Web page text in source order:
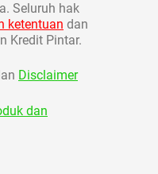
Seluruh hak
ketentuan dan
Kredit Pintar.
Disclaimer
dan